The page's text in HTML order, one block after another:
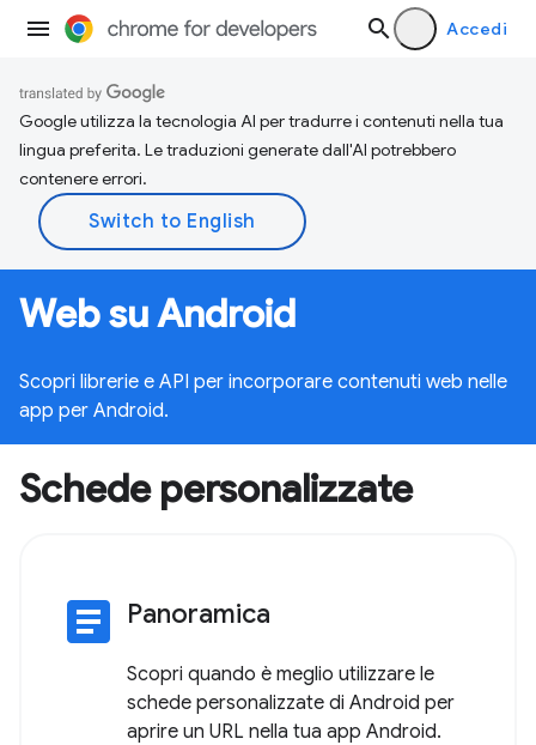
Accedi
Google utilizza la tecnologia AI per tradurre i contenuti nella tua
lingua preferita. Le traduzioni generate dall'AI potrebbero
contenere errori.
Web su Android
Scopri librerie e API per incorporare contenuti web nelle
app per Android.
Schede personalizzate
article Panoramica
Scopri quando è meglio utilizzare le
schede personalizzate di Android per
aprire un URL nella tua app Android.